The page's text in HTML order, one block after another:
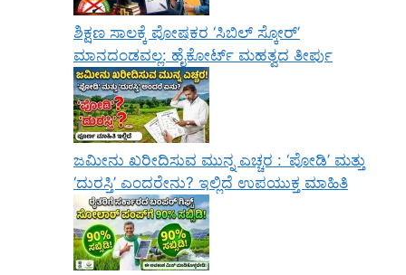
ಶಿಕ್ಷಣ ಸಾಲಕ್ಕೆ ಪೋಷಕರ ‘ಸಿಬಿಲ್ ಸ್ಕೋರ್’
ಮಾನದಂಡವಲ್ಲ: ಹೈಕೋರ್ಟ್ ಮಹತ್ವದ ತೀರ್ಪು
ಜಮೀನು ಖರೀದಿಸುವ ಮುನ್ನ ಎಚ್ಚರ : ‘ಪೋಡಿ’ ಮತ್ತು
‘ದುರಸ್ತಿ’ ಎಂದರೇನು? ಇಲ್ಲಿದೆ ಉಪಯುಕ್ತ ಮಾಹಿತಿ